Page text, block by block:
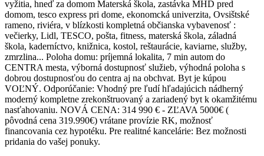
vyžitia, hneď za domom Materská škola, zastávka MHD pred
domom, tesco express pri dome, ekonomcká univerzita, Ovsištské
rameno, riviéra, v blízkosti kompletná občianska vybavenosť :
večierky, Lidl, TESCO, pošta, fitness, materská škola, záladná
škola, kaderníctvo, knižnica, kostol, reštaurácie, kaviarne, služby,
zmrzlina... Poloha domu: príjemná lokalita, 7 min autom do
CENTRA mesta, výborná dostupnosť služieb, výhodná poloha s
dobrou dostupnosťou do centra aj na obchvat. Byt je kúpou
VOĽNÝ. Odporúčanie: Vhodný pre ľudí hľadajúcich nádherný
moderný kompletne zrekonštruovaný a zariadený byt k okamžitému
nasťahovaniu. NOVÁ CENA: 314 990 € - ZĽAVA 5000€ (
pôvodná cena 319.990€) vrátane provízie RK, možnosť
financovania cez hypotéku. Pre realitné kancelárie: Bez možnosti
pridania do vašej ponuky.